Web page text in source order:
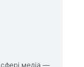
сфері медіа —